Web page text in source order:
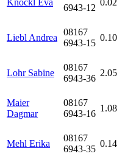
Knöckl Eva
6943-12
0.02
Liebl Andrea
08167
6943-15
0.10
Lohr Sabine
08167
6943-36
2.05
Maier
Dagmar
08167
6943-16
1.08
Mehl Erika
08167
6943-35
0.14